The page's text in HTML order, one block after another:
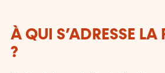
À QUI S’ADRESSE
?